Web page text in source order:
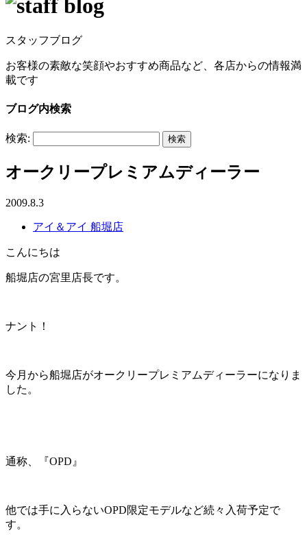
スタッフブログ
お客様の素敵な笑顔やおすすめ商品など、各店からの情報満
載です
ブログ内検索
検索:
オークリープレミアムディーラー
2009.8.3
アイ＆アイ 船堀店
こんにちは
船堀店の宮里店長です。
ナント！
今月から船堀店がオークリープレミアムディーラーになりま
した。
通称、『OPD』
他では手に入らないOPD限定モデルなど続々入荷予定で
す。